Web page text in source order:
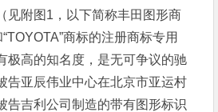
见附图1，以下简称丰田图形商
商标的注册商标专用
极高的知名度，是无可争议的驰
告亚辰伟业中心在北京市亚运村
告吉利公司制造的带有图形标识